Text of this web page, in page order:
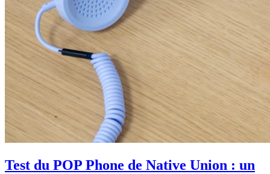
Test du POP Phone de Native Union : un